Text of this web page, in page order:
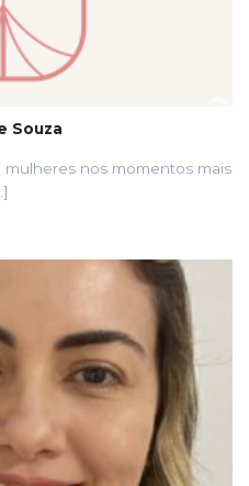
Souza
nos momentos mais